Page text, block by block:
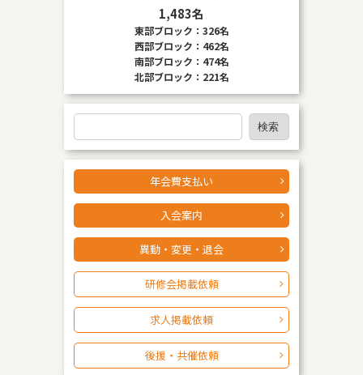
1,483名
東部ブロック：326名
西部ブロック：462名
南部ブロック：474名
北部ブロック：221名
検
索
検索
年会費支払い
入会案内
異動・変更・退会
研修会掲載依頼
求人掲載依頼
後援・共催依頼